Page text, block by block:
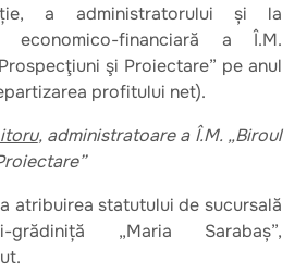
a administratorului și la
economico-financiară a Î.M.
şi Proiectare” pe anul
profitului net).
, administratoare a Î.M. „Biroul
atribuirea statutului de sucursală
grădiniță „Maria Sarabaș”,